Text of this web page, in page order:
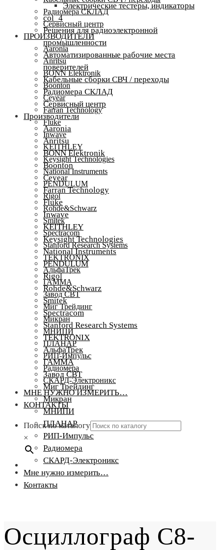
Радиомера СКЛАД
Сервисный центр
ПРОИЗВОДИТЕЛИ
Aaronia
Anritsu
BONN Elektronik
Boonton
Ceyear
Farran Technology
Fluke
Inwave
KEITHLEY
Keysight Technologies
National Instruments
PENDULUM
Rigol
Rohde&Schwarz
Smitek
Spectracom
Stanford Research Systems
TEKTRONIX
АльфаТрек
ГАММА
Завод СВТ
Миг Трейдинг
Микран
МНИПИ
ПЛАНАР
РИП-Импульс
Радиомера
СКАРД-Электроникс
МНЕ НУЖНО ИЗМЕРИТЬ…
КОНТАКТЫ
Поиск по каталогу
×
Электрические тестеры, индикаторы
col_4
Решения для радиоэлектронной
промышленности
Автоматизированные рабочие места
поверителей
Кабельные сборки СВЧ / переходы
Радиомера СКЛАД
Сервисный центр
Производители
Aaronia
Anritsu
BONN Elektronik
Boonton
Ceyear
Farran Technology
Fluke
Inwave
KEITHLEY
Keysight Technologies
National Instruments
PENDULUM
Rigol
Rohde&Schwarz
Smitek
Spectracom
Stanford Research Systems
TEKTRONIX
АльфаТрек
ГАММА
Завод СВТ
Миг Трейдинг
Микран
МНИПИ
ПЛАНАР
РИП-Импульс
Радиомера
СКАРД-Электроникс
Мне нужно измерить…
Контакты
Осциллограф С8-